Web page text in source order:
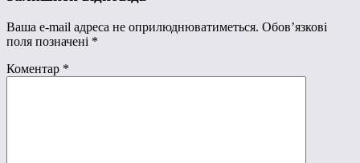
Ваша e-mail адреса не оприлюднюватиметься. Обов’язкові
поля позначені *
Коментар *